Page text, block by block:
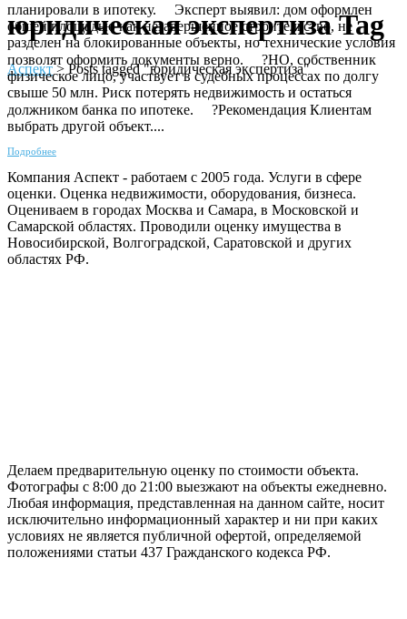
юридическая экспертиза Tag
Аспект>Posts tagged "юридическая экспертиза"
планировали в ипотеку. ⠀ Эксперт выявил: дом оформлен
общей площадью как незавершенное строительство, не
разделен на блокированные объекты, но технические условия
позволят оформить документы верно. ⠀ ?НО, собственник
физическое лицо, участвует в судебных процессах по долгу
свыше 50 млн. Риск потерять недвижимость и остаться
должником банка по ипотеке. ⠀ ?Рекомендация Клиентам
выбрать другой объект....
Подробнее
Компания Аспект - работаем с 2005 года. Услуги в сфере
оценки. Оценка недвижимости, оборудования, бизнеса.
Оцениваем в городах Москва и Самара, в Московской и
Самарской областях. Проводили оценку имущества в
Новосибирской, Волгоградской, Саратовской и других
областях РФ.
Делаем предварительную оценку по стоимости объекта.
Фотографы с 8:00 до 21:00 выезжают на объекты ежедневно.
Любая информация, представленная на данном сайте, носит
исключительно информационный характер и ни при каких
условиях не является публичной офертой, определяемой
положениями статьи 437 Гражданского кодекса РФ.